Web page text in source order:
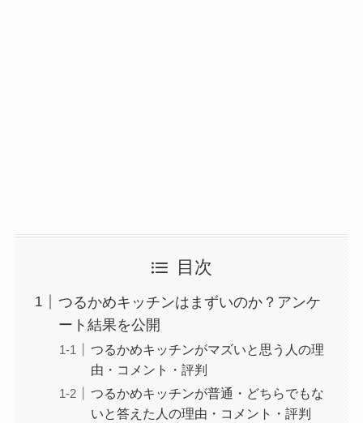
目次
つるかめキッチンはまずいのか？アンケ
ート結果を公開
つるかめキッチンがマズいと思う人の理
由・コメント・評判
つるかめキッチンが普通・どちらでもな
いと答えた人の理由・コメント・評判